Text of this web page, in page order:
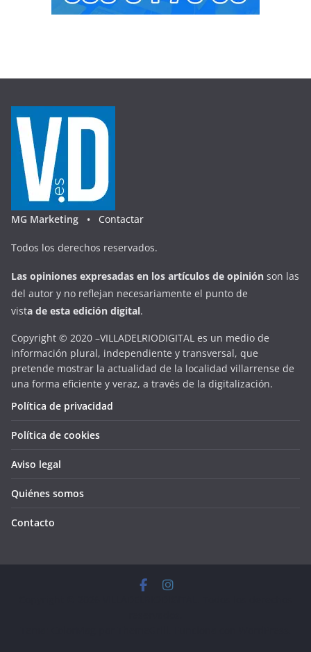
MG Marketing • Contactar
Todos los derechos reservados.
Las opiniones expresadas en los artículos de opinión son las
del autor y no reflejan necesariamente el punto de
vista de esta edición digital.
Copyright © 2020 –VILLADELRIODIGITAL es un medio de
información plural, independiente y transversal, que
pretende mostrar la actualidad de la localidad villarrense de
una forma eficiente y veraz, a través de la digitalización.
Política de privacidad
Política de cookies
Aviso legal
Quiénes somos
Contacto